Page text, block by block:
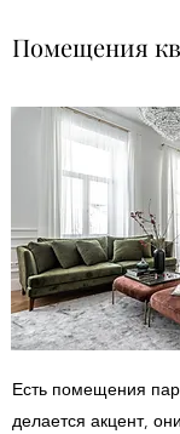
Помещения
Есть помещения
делается акцент,